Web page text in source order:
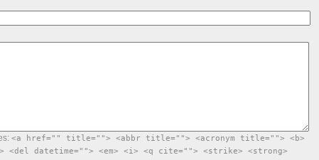
<a href="" title=""> <abbr title=""> <acronym title=""> <b>
<del datetime=""> <em> <i> <q cite=""> <strike> <strong>